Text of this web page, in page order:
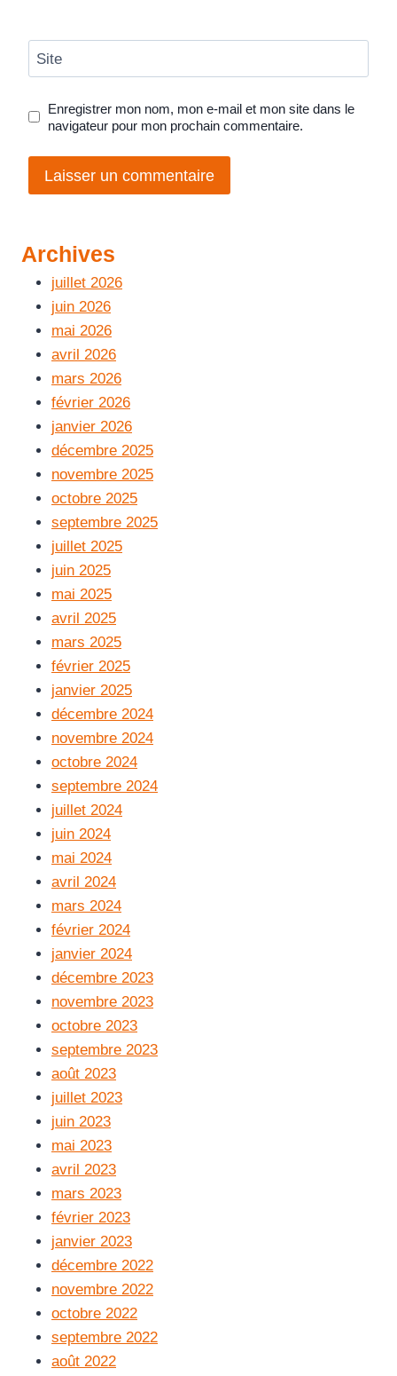
Site
Enregistrer mon nom, mon e-mail et mon site dans le
navigateur pour mon prochain commentaire.
Archives
juillet 2026
juin 2026
mai 2026
avril 2026
mars 2026
février 2026
janvier 2026
décembre 2025
novembre 2025
octobre 2025
septembre 2025
juillet 2025
juin 2025
mai 2025
avril 2025
mars 2025
février 2025
janvier 2025
décembre 2024
novembre 2024
octobre 2024
septembre 2024
juillet 2024
juin 2024
mai 2024
avril 2024
mars 2024
février 2024
janvier 2024
décembre 2023
novembre 2023
octobre 2023
septembre 2023
août 2023
juillet 2023
juin 2023
mai 2023
avril 2023
mars 2023
février 2023
janvier 2023
décembre 2022
novembre 2022
octobre 2022
septembre 2022
août 2022